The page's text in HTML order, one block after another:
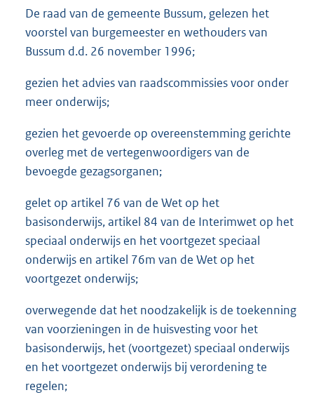
De raad van de gemeente Bussum, gelezen het
voorstel van burgemeester en wethouders van
Bussum d.d. 26 november 1996;
gezien het advies van raadscommissies voor onder
meer onderwijs;
gezien het gevoerde op overeenstemming gerichte
overleg met de vertegenwoordigers van de
bevoegde gezagsorganen;
gelet op artikel 76 van de Wet op het
basisonderwijs, artikel 84 van de Interimwet op het
speciaal onderwijs en het voortgezet speciaal
onderwijs en artikel 76m van de Wet op het
voortgezet onderwijs;
overwegende dat het noodzakelijk is de toekenning
van voorzieningen in de huisvesting voor het
basisonderwijs, het (voortgezet) speciaal onderwijs
en het voortgezet onderwijs bij verordening te
regelen;